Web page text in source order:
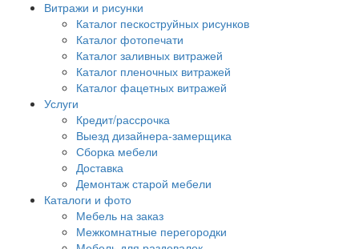
Витражи и рисунки
Каталог пескоструйных рисунков
Каталог фотопечати
Каталог заливных витражей
Каталог пленочных витражей
Каталог фацетных витражей
Услуги
Кредит/рассрочка
Выезд дизайнера-замерщика
Сборка мебели
Доставка
Демонтаж старой мебели
Каталоги и фото
Мебель на заказ
Межкомнатные перегородки